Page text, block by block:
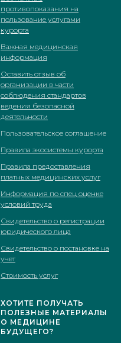
противопоказания на
пользование услугами
курорта
Важная медицинская
информация
Оставить отзыв об
организации в части
соблюдения стандартов
ведения безопасной
деятельности
Пользовательское соглашение
Правила экосистемы курорта
Правила предоставления
платных медицинских услуг
Информация по спец оценке
условий труда
Свидетельство о регистрации
юридического лица
Свидетельство о постановке на
учет
Стоимость услуг
ХОТИТЕ ПОЛУЧАТЬ
ПОЛЕЗНЫЕ МАТЕРИАЛЫ
О МЕДИЦИНE
БУДУЩЕГО?